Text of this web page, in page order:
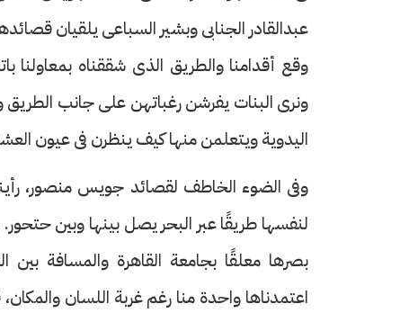
عبدالقادر الجنابى وبشير السباعى يلقيان
وقع أقدامنا والطريق الذى شققناه بمعاولنا
ونرى البنات يفرشن رغباتهن على جانب
اليدوية ويتعلمن منها كيف ينظرن فى عيون
وفى الضوء الخاطف لقصائد جويس منصور،
لنفسها طريقًا عبر البحر يصل بينها وبين
بصرها معلقًا بجامعة القاهرة والمسافة بين
اعتمدناها واحدة منا رغم غربة اللسان